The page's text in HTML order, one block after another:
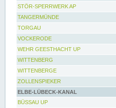
STÖR-SPERRWERK AP
TANGERMÜNDE
TORGAU
VOCKERODE
WEHR GEESTHACHT UP
WITTENBERG
WITTENBERGE
ZOLLENSPIEKER
ELBE-LÜBECK-KANAL
BÜSSAU UP